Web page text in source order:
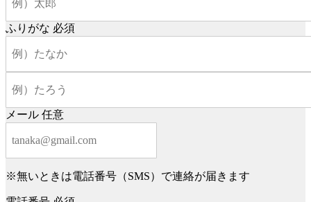
ふりがな 必須
メール 任意
※無いときは電話番号（SMS）で連絡が届きます